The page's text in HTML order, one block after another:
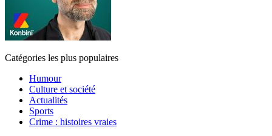
Catégories les plus populaires
Humour
Culture et société
Actualités
Sports
Crime : histoires vraies